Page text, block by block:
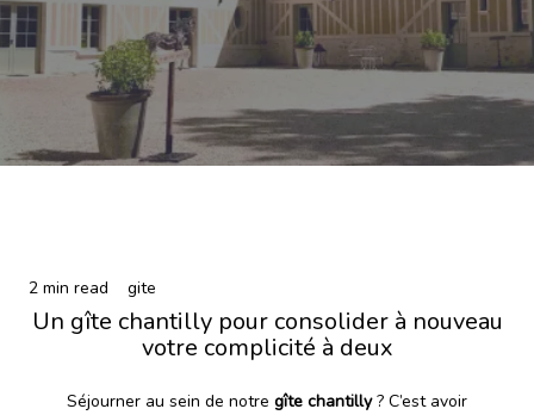
2 min read gite
Un gîte chantilly pour consolider à nouveau
votre complicité à deux
Séjourner au sein de notre gîte chantilly? C’est avoir